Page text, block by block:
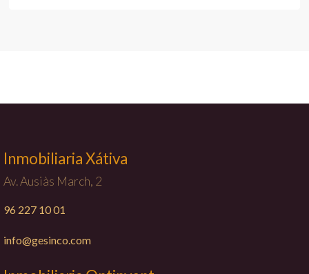
Inmobiliaria Xátiva
Av. Ausiàs March, 2
96 227 10 01
info@gesinco.com